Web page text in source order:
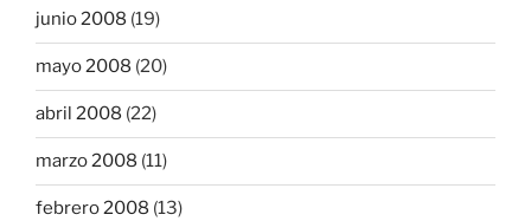
junio 2008 (19)
mayo 2008 (20)
abril 2008 (22)
marzo 2008 (11)
febrero 2008 (13)